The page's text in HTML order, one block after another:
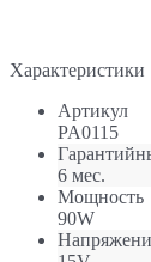
Характеристики
Артикул
PA0115
6 мес.
Мощность
90W